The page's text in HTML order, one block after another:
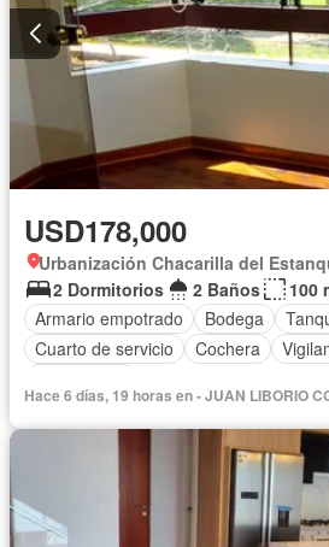
USD178,000
Urbanización Chacarilla del
2 Dormitorios
2 Baños
100
Armario empotrado
Bodega
Cuarto de servicio
Cochera
Hace 6 días, 19 horas en - JUAN LIBORIO